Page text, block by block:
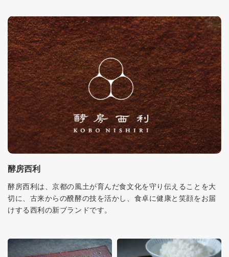
酵房西利
酵房西利は、京都の風土が育んだ食文化を守り伝えることを大
切に、古来からの醗酵の技を活かし、食卓に健康と笑顔をお届
けする西利の新ブランドです。